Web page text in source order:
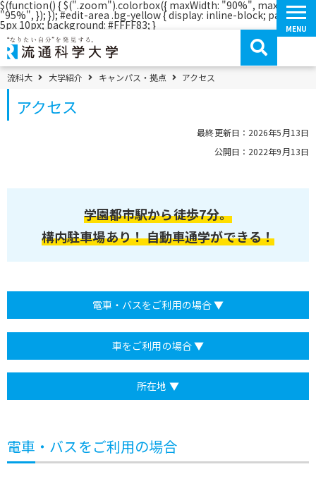
$(function() { $(".zoom").colorbox({ maxWidth: "90%", maxHeight:
"95%", }); }); #edit-area .bg-yellow { display: inline-block; padding:
5px 10px; background: #FFFF83; }コ
ツ
へ
移
MENU
パンくずメニュー
流科大 大学紹介 キャンパス・拠点 アクセス
アクセス
最終更新日：2026年5月13日
公開日：2022年9月13日
学園都市駅から徒歩7分。
構内駐車場あり！ 自動車通学ができる！
電車・バスをご利用の場合 ▼
車をご利用の場合 ▼
所在地 ▼
電車・バスをご利用の場合